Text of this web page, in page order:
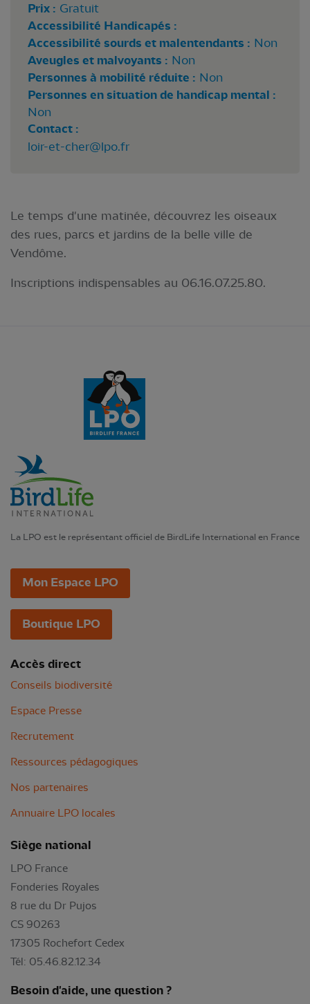
Prix : Gratuit
Accessibilité Handicapés :
Accessibilité sourds et malentendants : Non
Aveugles et malvoyants : Non
Personnes à mobilité réduite : Non
Personnes en situation de handicap mental :
Non
Contact :
loir-et-cher@lpo.fr
Le temps d'une matinée, découvrez les oiseaux
des rues, parcs et jardins de la belle ville de
Vendôme.
Inscriptions indispensables au 06.16.07.25.80.
La LPO est le représentant officiel de BirdLife International en France
Mon Espace LPO
Boutique LPO
Accès direct
Conseils biodiversité
Espace Presse
Recrutement
Ressources pédagogiques
Nos partenaires
Annuaire LPO locales
Siège national
LPO France
Fonderies Royales
8 rue du Dr Pujos
CS 90263
17305 Rochefort Cedex
Tél: 05.46.82.12.34
Besoin d'aide, une question ?